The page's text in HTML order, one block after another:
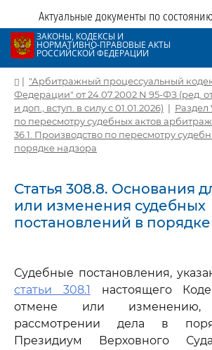
Актуальные документы по
ЗАКОНЫ, КОДЕКСЫ И
НОРМАТИВНО-ПРАВОВЫЕ АКТЫ
РОССИЙСКОЙ ФЕДЕРАЦИИ
| "Арбитражный процессуальный
Федерации" от 24.07.2002 N 95-ФЗ (ред. от
и доп., вступ. в силу с 01.01.2026) | Раздел
по пересмотру судебных актов
36.1. Производство по пересмотру
порядке надзора
Статья 308.8. Основания
или изменения судебных
постановлений в
Судебные постановления,
статьи 308.1 настоящего
отмене или
рассмотрении дела в
Президиум Верховного